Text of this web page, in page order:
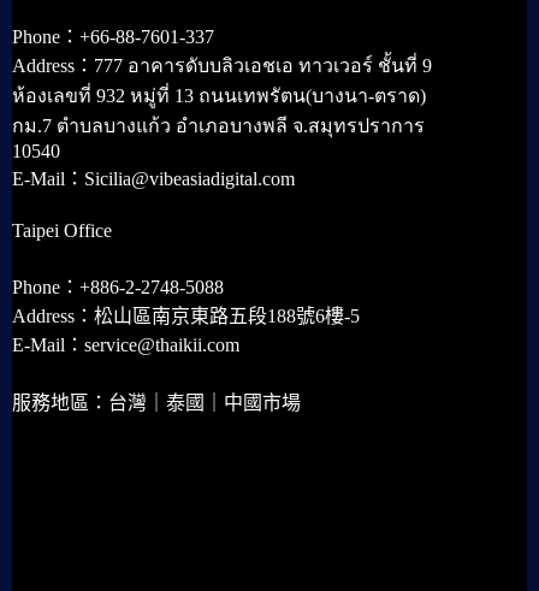
Phone：+66-88-7601-337
Address：777 อาคารดับบลิวเอชเอ ทาวเวอร์ ชั้นที่ 9
ห้องเลขที่ 932 หมู่ที่ 13 ถนนเทพรัตน(บางนา-ตราด)
กม.7 ตำบลบางแก้ว อำเภอบางพลี จ.สมุทรปราการ
10540
E-Mail：Sicilia@vibeasiadigital.com
Taipei Office
Phone：+886-2-2748-5088
Address：松山區南京東路五段188號6樓-5
E-Mail：service@thaikii.com
服務地區：台灣｜泰國｜中國市場